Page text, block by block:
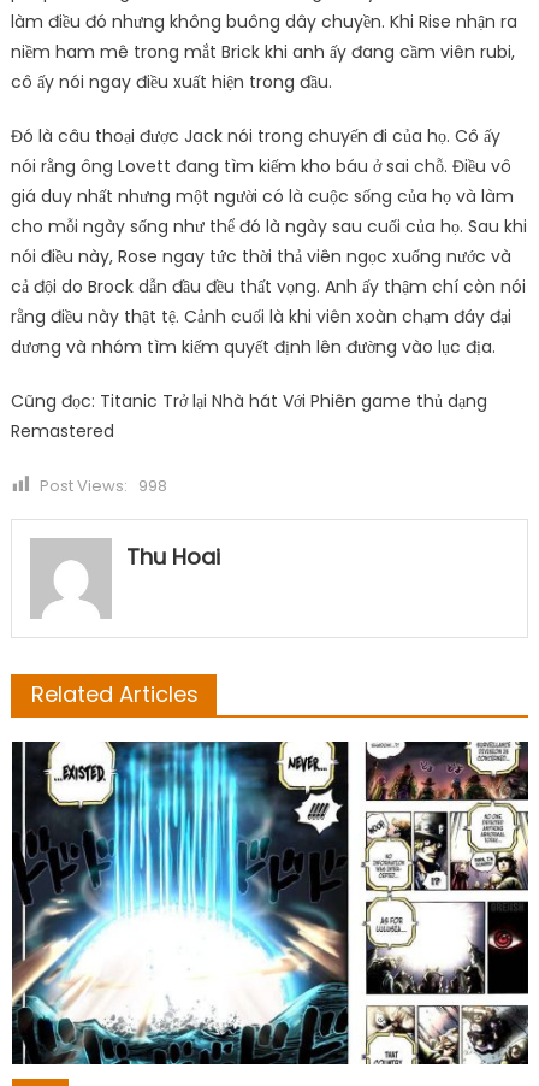
làm điều đó nhưng không buông dây chuyền. Khi Rise nhận ra
niềm ham mê trong mắt Brick khi anh ấy đang cầm viên rubi,
cô ấy nói ngay điều xuất hiện trong đầu.
Đó là câu thoại được Jack nói trong chuyến đi của họ. Cô ấy
nói rằng ông Lovett đang tìm kiếm kho báu ở sai chỗ. Điều vô
giá duy nhất nhưng một người có là cuộc sống của họ và làm
cho mỗi ngày sống như thể đó là ngày sau cuối của họ. Sau khi
nói điều này, Rose ngay tức thời thả viên ngọc xuống nước và
cả đội do Brock dẫn đầu đều thất vọng. Anh ấy thậm chí còn nói
rằng điều này thật tệ. Cảnh cuối là khi viên xoàn chạm đáy đại
dương và nhóm tìm kiếm quyết định lên đường vào lục địa.
Cũng đọc: Titanic Trở lại Nhà hát Với ​​Phiên game thủ dạng
Remastered
Post Views: 998
Thu Hoai
Related Articles